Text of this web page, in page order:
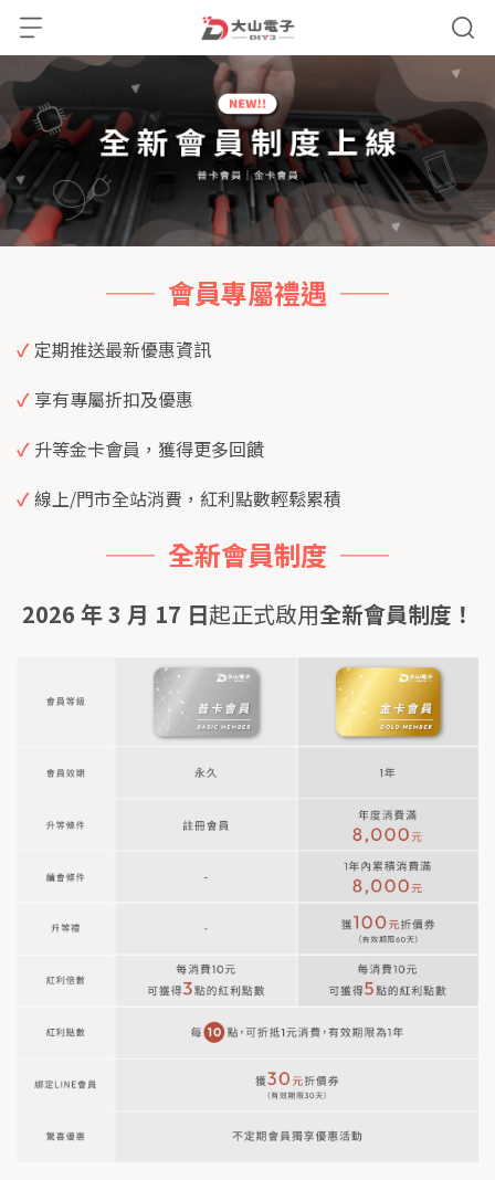
——  會員專屬禮遇  ——
✓ 定期推送最新優惠資訊
✓ 享有專屬折扣及優惠
✓ 升等金卡會員，獲得更多回饋
✓ 線上/門市全站消費，紅利點數輕鬆累積
——  全新會員制度  ——
2026 年 3 月 17 日起正式啟用全新會員制度！